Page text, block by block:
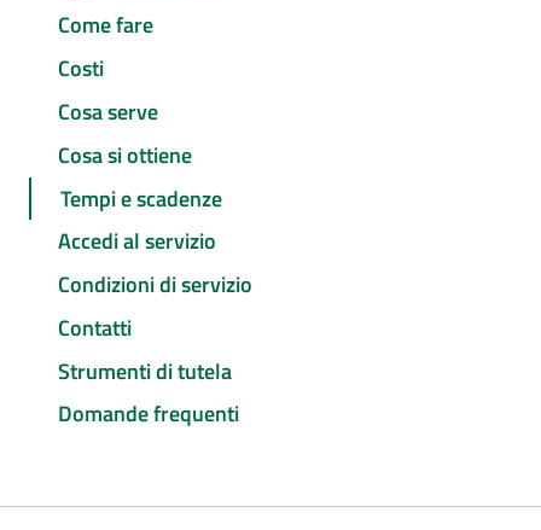
Come fare
Costi
Cosa serve
Cosa si ottiene
Tempi e scadenze
Accedi al servizio
Condizioni di servizio
Contatti
Strumenti di tutela
Domande frequenti